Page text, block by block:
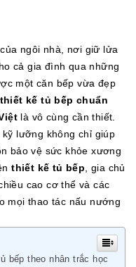
ngôi nhà, nơi giữ lửa
cả gia đình qua những
một căn bếp vừa đẹp
kế tủ bếp chuẩn
là vô cùng cần thiết.
lưỡng không chỉ giúp
bảo vệ sức khỏe xương
thiết kế tủ bếp , gia chủ
cao cơ thể và các
mọi thao tác nấu nướng
bếp theo nhân trắc học